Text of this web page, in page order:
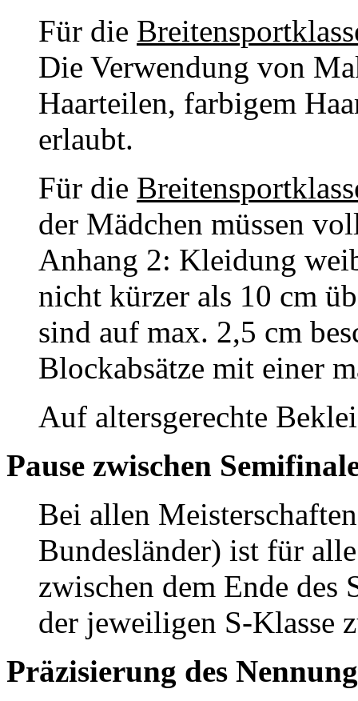
Für die
Die Verwendung von
Haarteilen, farbigem
erlaubt.
Für die
der Mädchen müssen
Anhang 2: Kleidung
nicht kürzer als 10 cm
sind auf max. 2,5 cm
Blockabsätze mit einer
Auf altersgerechte
Pause zwischen
Bei allen
Bundesländer) ist für
zwischen dem Ende des
der jeweiligen S-Klasse
Präzisierung des